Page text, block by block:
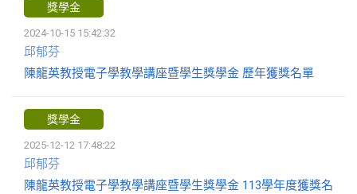
獎學金
2024-10-15 15:42:32
邱郁芬
陳龍英教授電子學教學講座暨學生獎學金 歷年獲獎名單
獎學金
2025-12-12 17:48:22
邱郁芬
陳龍英教授電子學教學講座暨學生獎學金 113學年度獲獎名